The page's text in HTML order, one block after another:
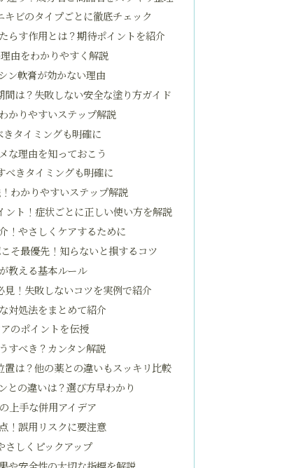
ビのタイプごとに徹底チェック
らす作用とは？期待ポイントを紹介
由をわかりやすく解説
ン軟膏が効かない理由
は？失敗しない安全な塗り方ガイド
かりやすいステップ解説
タイミングも明確に
な理由を知っておこう
べきタイミングも明確に
わかりやすいステップ解説
ト！症状ごとに正しい使い方を解説
！やさしくケアするために
そ最優先！知らないと損するコツ
教える基本ルール
！失敗しないコツを実例で紹介
対処法をまとめて紹介
のポイントを伝授
すべき？カンタン解説
は？他の薬との違いもスッキリ比較
との違いは？選び方早わかり
上手な併用アイデア
！誤用リスクに要注意
さしくピックアップ